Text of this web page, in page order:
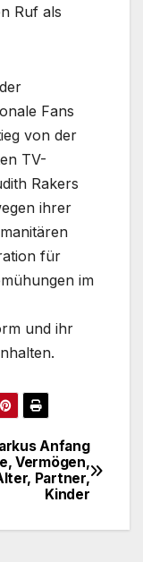
Ruf als
Fans
von der
TV-
Rakers
ihrer
für
im
und ihr
Anfang
Vermögen,
Partner,
Kinder